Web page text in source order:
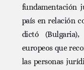
fundamentación
país en relación
dictó
europeos que
las personas